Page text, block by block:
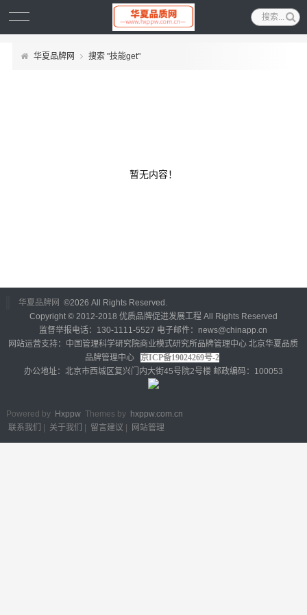
华夏品牌网 搜索 "技能get"
暂无内容！
华夏品牌网 ©2026 All Rights Reserved.
Copyright © 2012-2018 优质品牌促进发展工程 All Rights Reserved
监督举报电话：130-1111-5527 电子邮件：news@chinapp.cn
网站运营支持：中国管理科学研究院商业模式研究所品牌管理中心 北京华夏品质
品牌管理中心
京ICP备19024269号-2
办公地址：北京市西城区复兴门内大街45号院2号楼 邮政编码：100053
Powered by Hxppw Themes by hxppw.com.cn
联系我们
| 关于我们 | 留言建议 | 网站管理